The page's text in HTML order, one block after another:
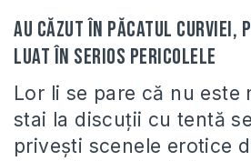
Au căzut în păcatul curviei,
luat în serios pericolele
Lor li se pare că nu este
stai la discuții cu tentă
privești scenele erotice